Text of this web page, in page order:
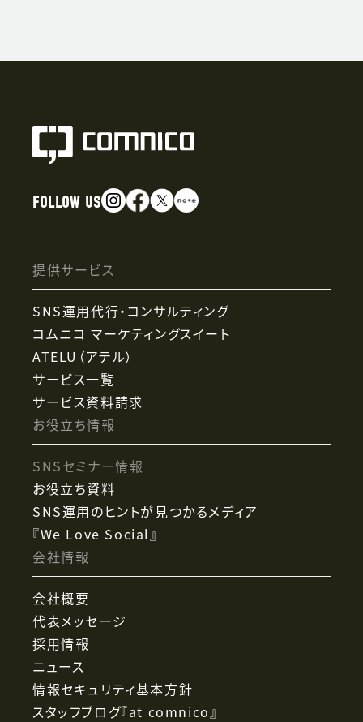
FOLLOW US
提供サービス
SNS運用代行・コンサルティング
コムニコ マーケティングスイート
ATELU（アテル）
サービス一覧
サービス資料請求
お役立ち情報
SNSセミナー情報
お役立ち資料
SNS運用のヒントが見つかるメディア
『We Love Social』
会社情報
会社概要
代表メッセージ
採用情報
ニュース
情報セキュリティ基本方針
スタッフブログ『at comnico』